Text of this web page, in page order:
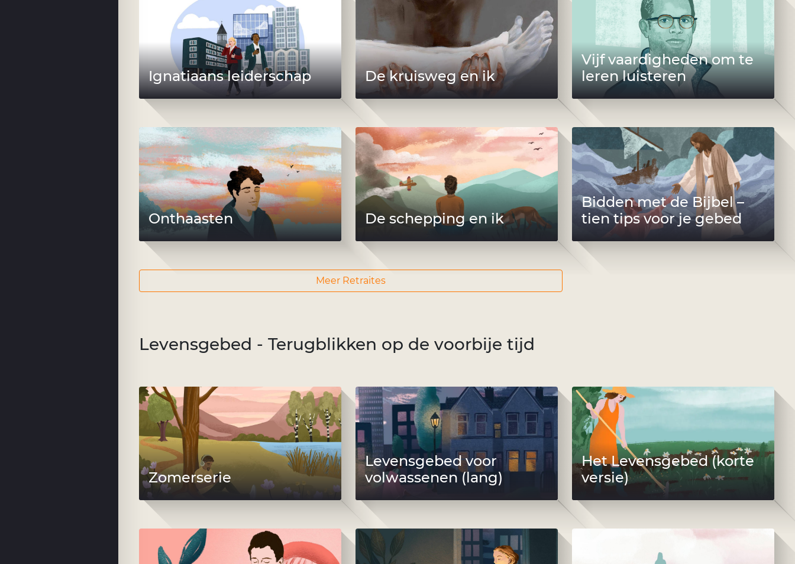
Ignatiaans leiderschap De kruisweg en ik
Vijf vaardigheden om te
leren luisteren
Onthaasten De schepping en ik
Bidden met de Bijbel –
tien tips voor je gebed
Meer Retraites
Levensgebed - Terugblikken op de voorbije tijd
Zomerserie
Levensgebed voor
volwassenen (lang)
Het Levensgebed (korte
versie)